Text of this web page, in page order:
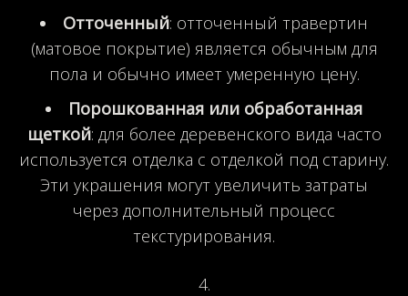
Отточенный: отточенный травертин
(матовое покрытие) является обычным для
пола и обычно имеет умеренную цену.
Порошкованная или обработанная
щеткой: для более деревенского вида часто
используется отделка с отделкой под старину.
Эти украшения могут увеличить затраты
через дополнительный процесс
текстурирования.